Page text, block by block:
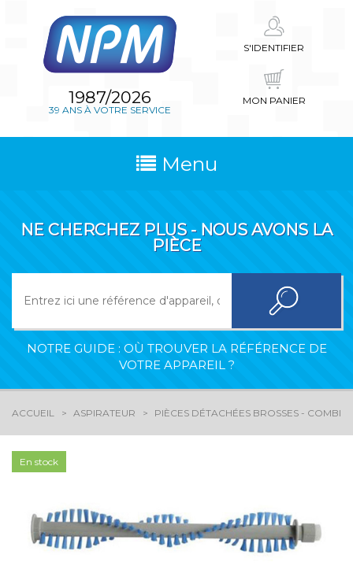
1987/2026
39 ANS À VOTRE SERVICE
S'IDENTIFIER
MON PANIER
Menu
NE CHERCHEZ PLUS - NOUS AVONS LA
PIÈCE
NOTRE GUIDE : OÙ TROUVER LA RÉFÉRENCE DE
VOTRE APPAREIL ?
ACCUEIL ASPIRATEUR PIÈCES DÉTACHÉES BROSSES -
En stock